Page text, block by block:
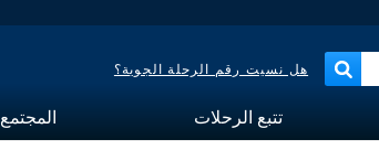
هل نسيت رقم الرحلة الجوية؟
تتبع الرحلات المجتمع